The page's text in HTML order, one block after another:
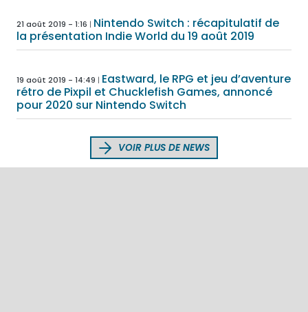
21 août 2019 - 1:16
Nintendo Switch : récapitulatif de
la présentation Indie World du 19 août 2019
19 août 2019 - 14:49
Eastward, le RPG et jeu d’aventure
rétro de Pixpil et Chucklefish Games, annoncé
pour 2020 sur Nintendo Switch
VOIR PLUS DE NEWS